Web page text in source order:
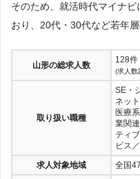
そのため、就活時代マイナ
おり、20代・30代など若年
山形の総求人数
128件
(求人
取り扱い職種
SE・
ネッ
医療
業関
ティ
ビス
求人対象地域
全国